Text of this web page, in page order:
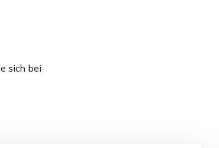
sich bei